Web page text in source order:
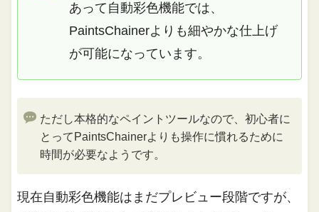
あって自動彩色機能では、
PaintsChainerよりも細やかな仕上げ
が可能になっています。
ただし本格的なペイントツールなので、初心者に
とってPaintsChainerよりも操作に慣れるために
時間が必要なようです。
現在自動彩色機能はまだプレビュー段階ですが、